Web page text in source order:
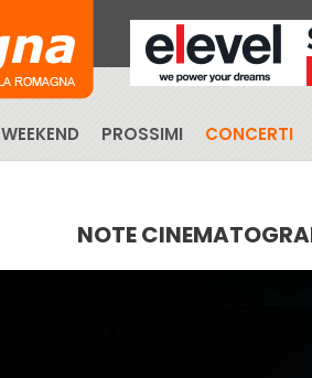
WEEKEND PROSSIMI CONCERTI
NOTE